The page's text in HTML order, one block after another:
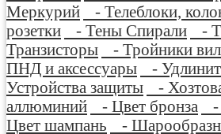
Меркурий
- Телеблоки,
розетки
- Тены Спирали -
Транзисторы
- Тройники
ПНД и аксессуары
-
Устройства защиты
-
аллюминий
- Цвет бронза -
Цвет шампань
-